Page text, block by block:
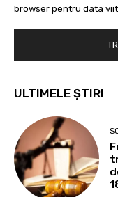
browser pentru data
ULTIMELE ȘTIRI